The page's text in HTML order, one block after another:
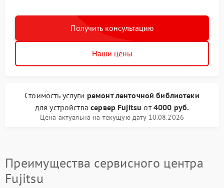
Получить консультацию
Наши цены
Стоимость услуги ремонт ленточной библиотеки
для устройствасервер Fujitsu от4000 руб.
Цена актуальна на текущую дату 10.08.2026
Преимущества сервисного центра
Fujitsu